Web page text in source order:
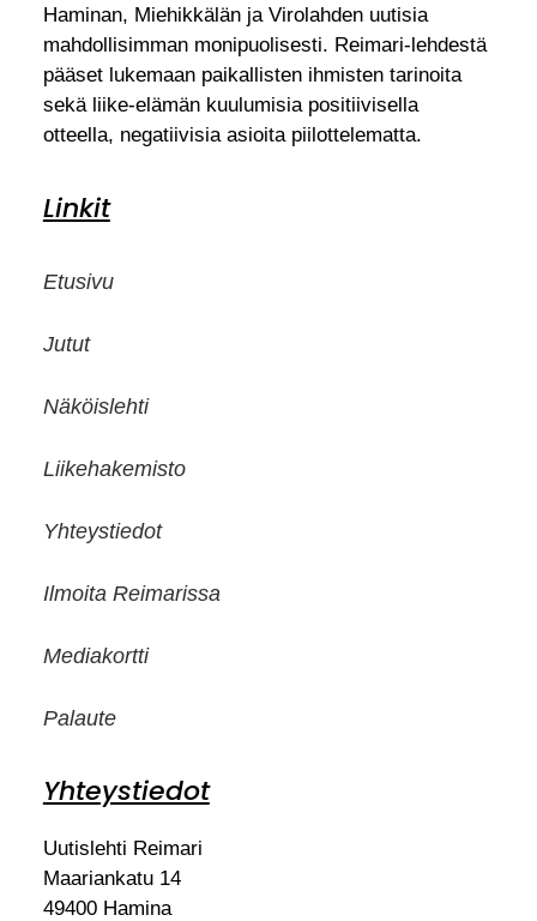
Haminan, Miehikkälän ja Virolahden uutisia
mahdollisimman monipuolisesti. Reimari-lehdestä
pääset lukemaan paikallisten ihmisten tarinoita
sekä liike-elämän kuulumisia positiivisella
otteella, negatiivisia asioita piilottelematta.
Linkit
Etusivu
Jutut
Näköislehti
Liikehakemisto
Yhteystiedot
Ilmoita Reimarissa
Mediakortti
Palaute
Yhteystiedot
Uutislehti Reimari
Maariankatu 14
49400 Hamina